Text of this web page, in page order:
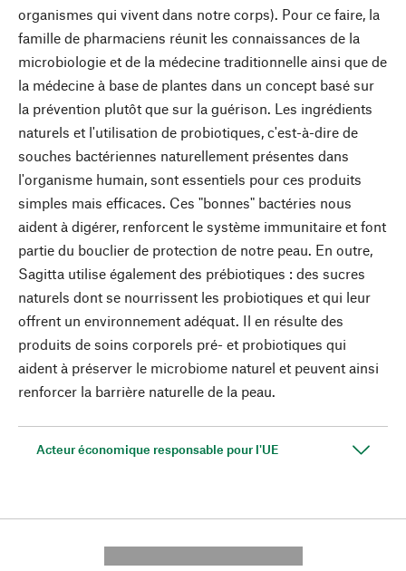
organismes qui vivent dans notre corps). Pour ce faire, la
famille de pharmaciens réunit les connaissances de la
microbiologie et de la médecine traditionnelle ainsi que de
la médecine à base de plantes dans un concept basé sur
la prévention plutôt que sur la guérison. Les ingrédients
naturels et l'utilisation de probiotiques, c'est-à-dire de
souches bactériennes naturellement présentes dans
l'organisme humain, sont essentiels pour ces produits
simples mais efficaces. Ces "bonnes" bactéries nous
aident à digérer, renforcent le système immunitaire et font
partie du bouclier de protection de notre peau. En outre,
Sagitta utilise également des prébiotiques : des sucres
naturels dont se nourrissent les probiotiques et qui leur
offrent un environnement adéquat. Il en résulte des
produits de soins corporels pré- et probiotiques qui
aident à préserver le microbiome naturel et peuvent ainsi
renforcer la barrière naturelle de la peau.
Acteur économique responsable pour l'UE